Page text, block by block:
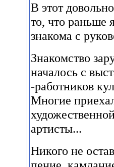
В этот
то, что раньше
знакома с
Знакомство
началось с
-работников
Многие
артисты...
Никого не